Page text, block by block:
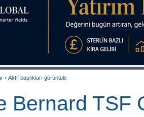
• Aktif başlıkları görüntüle
Bernard TSF